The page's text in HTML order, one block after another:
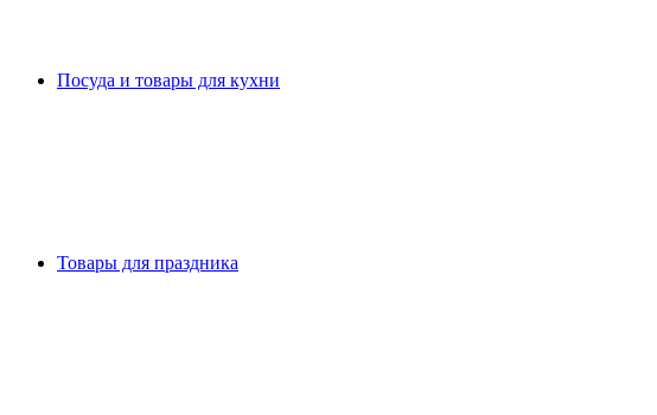
Посуда и товары для кухни
Товары для праздника